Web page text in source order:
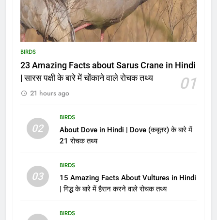
BIRDS
23 Amazing Facts about Sarus Crane in Hindi
| सारस पक्षी के बारे में चोंकाने वाले रोचक तथ्य
01
21 hours ago
02
BIRDS
About Dove in Hindi | Dove (कबूतर) के बारे में
21 रोचक तथ्य
03
BIRDS
15 Amazing Facts About Vultures in Hindi
| गिद्ध के बारे में हैरान करने वाले रोचक तथ्य
BIRDS